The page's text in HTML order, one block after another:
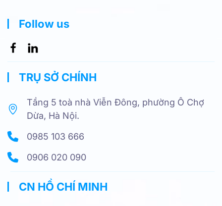
Follow us
TRỤ SỞ CHÍNH
Tầng 5 toà nhà Viễn Đông, phường Ô Chợ
Dừa, Hà Nội.
0985 103 666
0906 020 090
CN HỒ CHÍ MINH